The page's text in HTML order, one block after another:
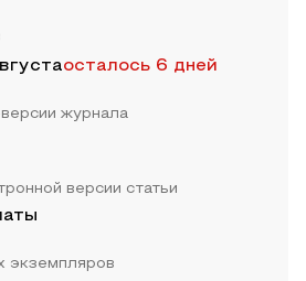
осталось 6 дней
журнала
версии статьи
экземпляров